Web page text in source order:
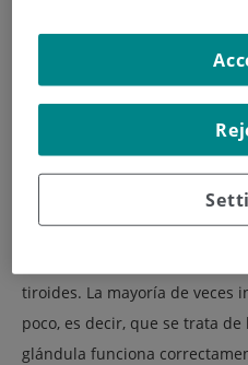
tiroides. La mayoría de veces
poco, es decir, que se trata
glándula funciona